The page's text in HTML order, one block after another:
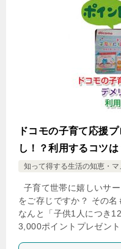
ドコモの子育て応援
し！？利用するコツは
知って得する生活の知恵・マ
子育て世帯に嬉しいサ
をご存じですか？ その名
なんと「子供1人につき
3,000ポイントプレゼン